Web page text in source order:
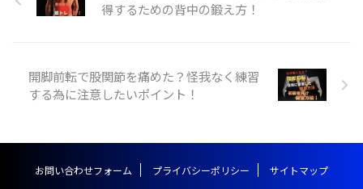
の形としては前方系の技に分類さ
の技名としては、 １．ハンドス
プリング https://y ...
得するための背中の鍛え方！
開脚前転で股関節を痛めた？怪我なく練習
する為に注意したいポイント！
お問い合わせフォーム プライバシーポリシー サイトマップ